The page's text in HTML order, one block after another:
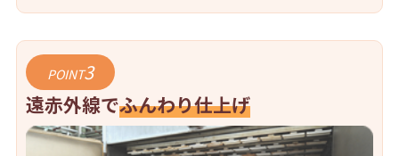
POINT3
遠赤外線でふんわり仕上げ